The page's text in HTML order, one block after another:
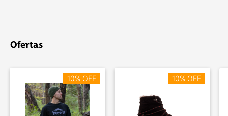
Ofertas
10% OFF 10% OFF